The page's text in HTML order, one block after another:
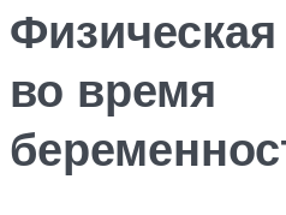
Физическая
во время